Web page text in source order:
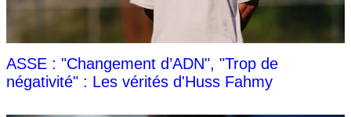
ASSE : "Changement d’ADN", "Trop de
négativité" : Les vérités d'Huss Fahmy